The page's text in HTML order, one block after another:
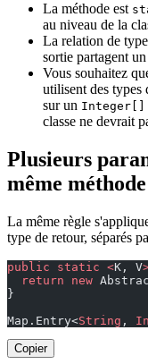
La méthode est
au niveau de la
La relation de
sortie partagent
Vous souhaitez
utilisent des types
sur un Integer[]
classe ne devrait
Plusieurs
même méthode
La même règle
type de retour, séparés
public static <K, V
  return
new
}
Map.Entry<String ,
Copier